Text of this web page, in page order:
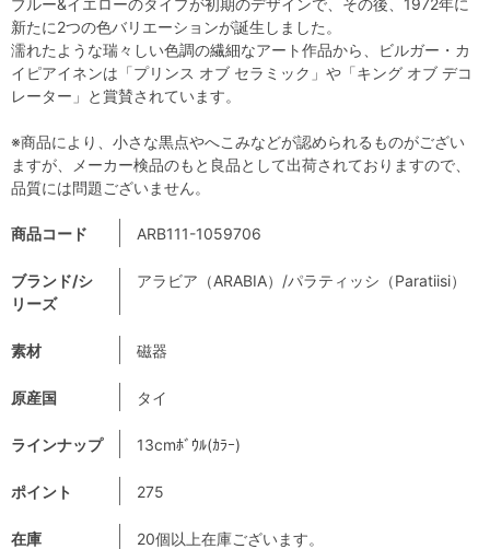
商品コード ARB111-1059706
ブランド/シ
リーズ
アラビア（ARABIA）/パラティッシ（Paratiisi）
素材 磁器
原産国 タイ
ラインナップ 13cmﾎﾞｳﾙ(ｶﾗｰ)
ポイント 275
在庫 20個以上在庫ございます。
新たに2つの色バリエーションが誕生しました。
濡れたような瑞々しい色調の繊細なアート作品から、ビルガー・カ
イピアイネンは「プリンス オブ セラミック」や「キング オブ デコ
レーター」と賞賛されています。
※商品により、小さな黒点やへこみなどが認められるものがござい
ますが、メーカー検品のもと良品として出荷されておりますので、
品質には問題ございません。